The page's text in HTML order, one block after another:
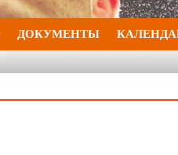
ДОКУМЕНТЫ